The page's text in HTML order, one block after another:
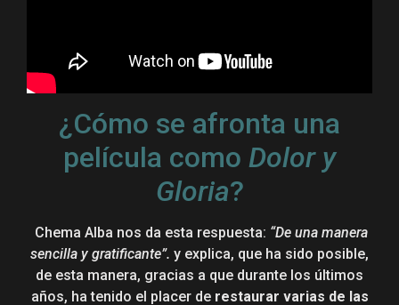
¿Cómo se afronta una
película como Dolor y
Gloria?
Chema Alba nos da esta respuesta: “De una manera
sencilla y gratificante”. y explica, que ha sido posible,
de esta manera, gracias a que durante los últimos
años, ha tenido el placer de restaurar varias de las